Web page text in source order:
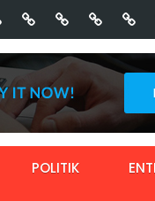
POLITIK